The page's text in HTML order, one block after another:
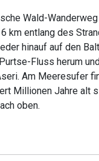
Wald-
km entlang des
hinauf auf den
Fluss herum
Am Meeresufer
Millionen Jahre alt
oben.